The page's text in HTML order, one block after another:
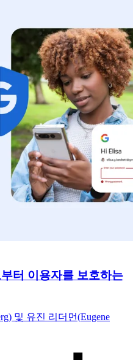
터 이용자를 보호하는
및 유진 리더먼(Eugene